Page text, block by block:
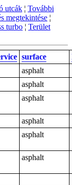
utcák ¦ További
megtekintése ¦
turbo ¦ Terület
surface
asphalt
asphalt
asphalt
asphalt
asphalt
asphalt